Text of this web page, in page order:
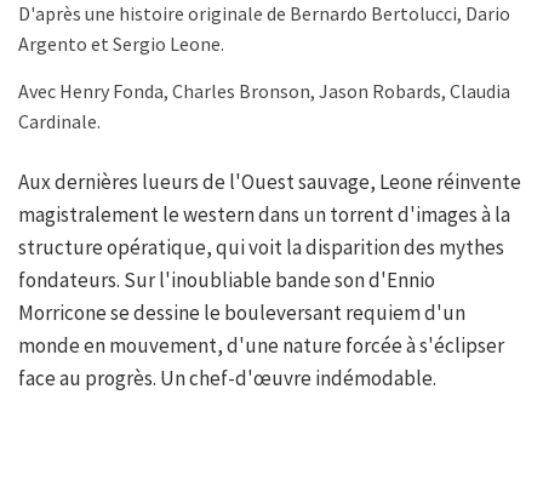
D'après une histoire originale de Bernardo Bertolucci, Dario
Argento et Sergio Leone.
Avec Henry Fonda, Charles Bronson, Jason Robards, Claudia
Cardinale.
Aux dernières lueurs de l'Ouest sauvage, Leone réinvente
magistralement le western dans un torrent d'images à la
structure opératique, qui voit la disparition des mythes
fondateurs. Sur l'inoubliable bande son d'Ennio
Morricone se dessine le bouleversant requiem d'un
monde en mouvement, d'une nature forcée à s'éclipser
face au progrès. Un chef-d'œuvre indémodable.